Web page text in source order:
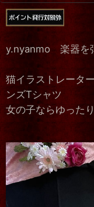
y.nyanmo 楽器を
猫イラストレータ
ンズTシャツ
女の子ならゆった